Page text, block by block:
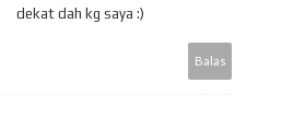
dekat dah kg saya :)
Balas